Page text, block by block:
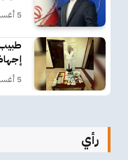
5 أغسطس، 2026
5 أغسطس، 2026
رأي